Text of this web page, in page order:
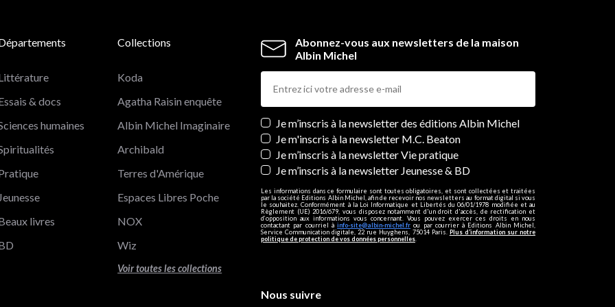
Abonnez-vous aux newsletters de la maison
Albin Michel
Newsletters
Je m’inscris à la newsletter des éditions Albin Michel
Je m'inscris à la newsletter M.C. Beaton
Je m’inscris à la newsletter Vie pratique
Je m’inscris à la newsletter Jeunesse & BD
Les informations dans ce formulaire sont toutes obligatoires, et sont collectées et traitées
par la société Editions Albin Michel, afin de recevoir nos newsletters au format digital si vous
le souhaitez. Conformément à la Loi Informatique et Libertés du 06/01/1978 modifiée et au
Règlement (UE) 2016/679, vous disposez notamment d'un droit d'accès, de rectification et
d’opposition aux informations vous concernant. Vous pouvez exercer ces droits en nous
contactant par courriel àinfo-site@albin-michel.fr ou par courrier à Editions Albin Michel,
Service Communication digitale, 22 rue Huyghens, 75014 Paris. Plus d’information sur notre
politique de protection de vos données personnelles
& docs
humaines
Jeunesse
livres
Collections
Koda
Agatha Raisin enquête
Albin Michel Imaginaire
Archibald
Terres d'Amérique
Espaces Libres Poche
NOX
Wiz
Voir toutes les collections
Nous suivre